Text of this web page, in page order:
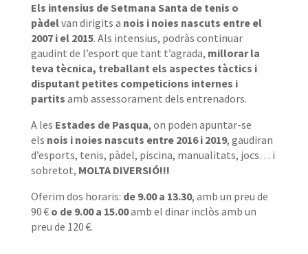
Els intensius de Setmana Santa de tenis o
pàdelvan dirigits a nois i noies nascuts entre el
2007 i el 2015. Als intensius, podràs continuar
gaudint de l’esport que tant t’agrada, millorar la
teva tècnica, treballant els aspectes tàctics i
disputant petites competicions internes i
partits amb assessorament dels entrenadors.
A les Estades de Pasqua, on poden apuntar-se
els nois i noies nascuts entre 2016 i 2019, gaudiran
d’esports, tenis, pàdel, piscina, manualitats, jocs… i
sobretot, MOLTA DIVERSIÓ!!!
Oferim dos horaris: de 9.00 a 13.30, amb un preu de
90 € o de 9.00 a 15.00amb el dinar inclòs amb un
preu de 120 €.